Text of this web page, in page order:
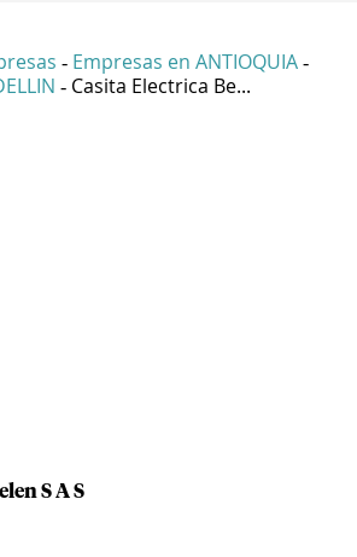
- Empresas en ANTIOQUIA -
- Casita Electrica Be...
S A S